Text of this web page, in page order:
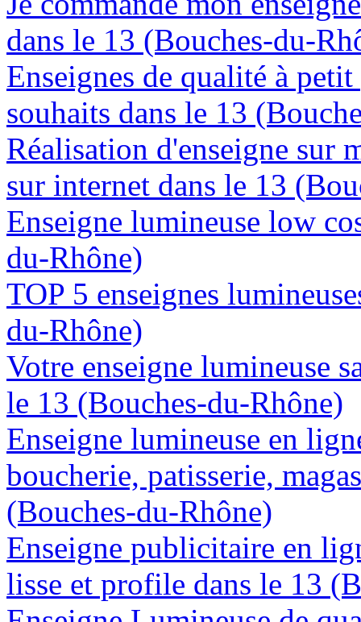
dans le 13 (Bouches-du-
Enseignes de qualité à
souhaits dans le 13
Réalisation d'enseigne sur
sur internet dans le 13
Enseigne lumineuse low
du-Rhône)
TOP 5 enseignes
du-Rhône)
Votre enseigne lumineuse
le 13 (Bouches-du-Rhône)
Enseigne lumineuse en
boucherie, patisserie,
(Bouches-du-Rhône)
Enseigne publicitaire en
lisse et profile dans le 13